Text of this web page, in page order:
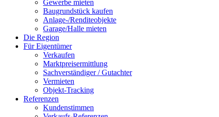
Gewerbe mieten
Baugrundstück kaufen
Anlage-/Renditeobjekte
Garage/Halle mieten
Die Region
Für Eigentümer
Verkaufen
Marktpreisermittlung
Sachverständiger / Gutachter
Vermieten
Objekt-Tracking
Referenzen
Kundenstimmen